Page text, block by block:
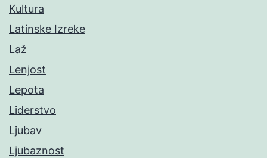
Kultura
Latinske Izreke
Laž
Lenjost
Lepota
Liderstvo
Ljubav
Ljubaznost